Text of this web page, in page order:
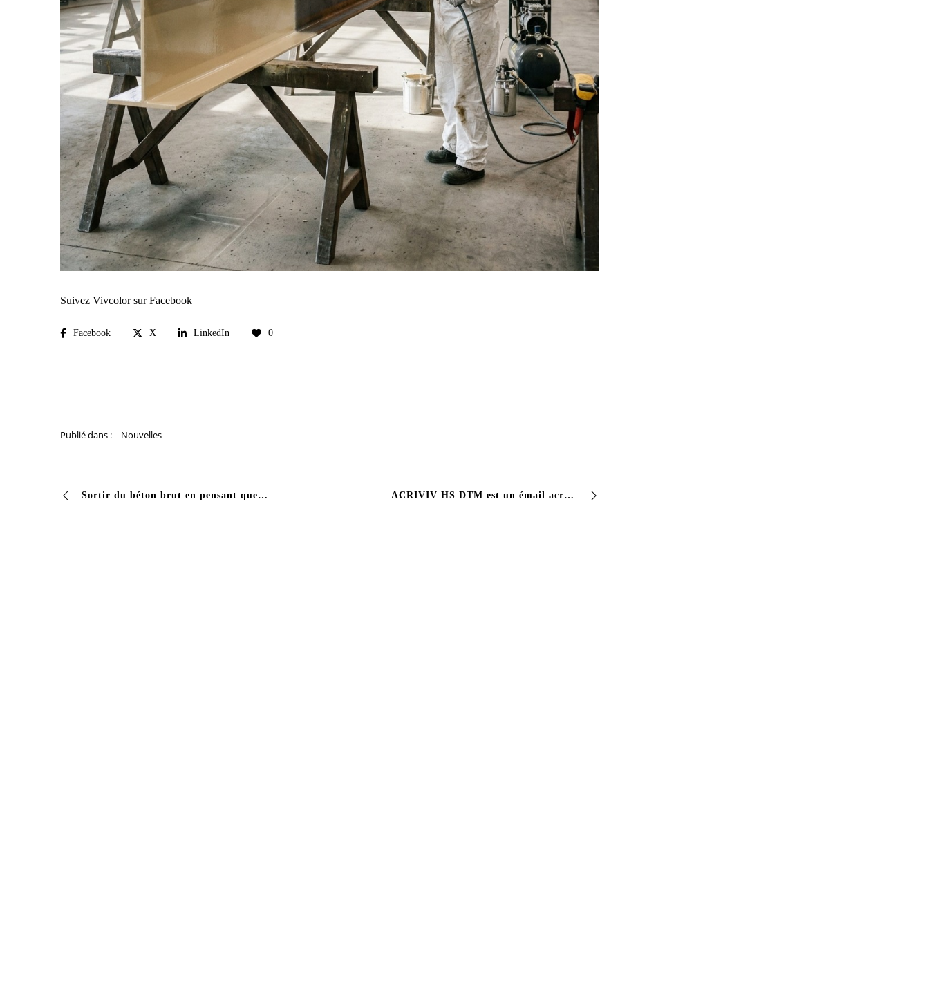
Suivez Vivcolor sur Facebook
Facebook X LinkedIn 0
Publié dans : Nouvelles
Sortir du béton brut en pensant que « ça tient quand même ». Le béton est poreux. Il absorbe l’eau, se tache et s’effrite avec les cycles de gel et de dégel. Un étage… ACRIVIV HS DTM est un émail acrylique bi-composant à adhésion directe sur métal. Cela ne veut dire qu’une chose, concrètement : cela s’applique au bare metal, sans…